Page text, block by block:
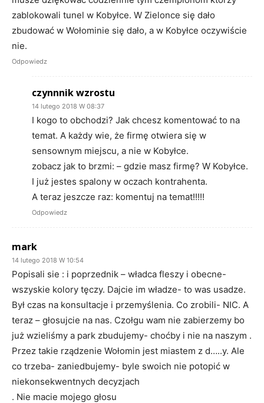
zablokowali tunel w Kobyłce. W Zielonce się dało
zbudować w Wołominie się dało, a w Kobyłce oczywiście
nie.
Odpowiedz
czynnnik wzrostu
14 lutego 2018 W 08:37
I kogo to obchodzi? Jak chcesz komentować to na
temat. A każdy wie, że firmę otwiera się w
sensownym miejscu, a nie w Kobyłce.
zobacz jak to brzmi: – gdzie masz firmę? W Kobyłce.
I już jestes spalony w oczach kontrahenta.
A teraz jeszcze raz: komentuj na temat!!!!!
Odpowiedz
mark
14 lutego 2018 W 10:54
Popisali sie : i poprzednik – władca fleszy i obecne-
wszyskie kolory tęczy. Dajcie im władze- to was usadze.
Był czas na konsultacje i przemyślenia. Co zrobili- NIC. A
teraz – głosujcie na nas. Czołgu wam nie zabierzemy bo
już wzieliśmy a park zbudujemy- choćby i nie na naszym .
Przez takie rządzenie Wołomin jest miastem z d…..y. Ale
co trzeba- zaniedbujemy- byle swoich nie potopić w
niekonsekwentnych decyzjach
. Nie macie mojego głosu